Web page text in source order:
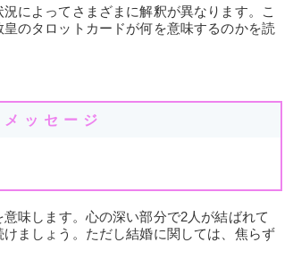
によってさまざまに解釈が異なります。こ
のタロットカードが何を意味するのかを読
ッセージ
意味します。心の深い部分で2人が結ばれて
ましょう。ただし結婚に関しては、焦らず